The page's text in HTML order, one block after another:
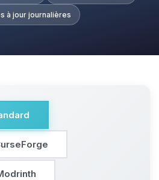
à jour journalières